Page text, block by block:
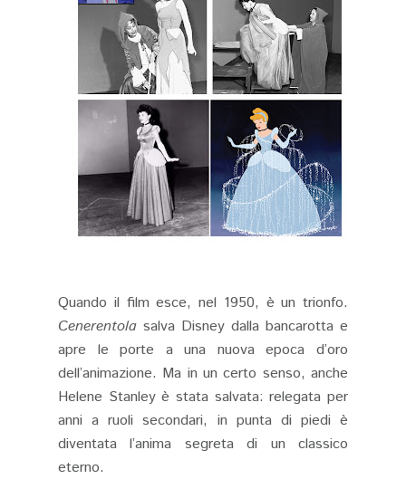
Quando il film esce, nel 1950, è un trionfo.
Cenerentola salva Disney dalla bancarotta e
apre le porte a una nuova epoca d’oro
dell’animazione. Ma in un certo senso, anche
Helene Stanley è stata salvata: relegata per
anni a ruoli secondari, in punta di piedi è
diventata l’anima segreta di un classico
eterno.